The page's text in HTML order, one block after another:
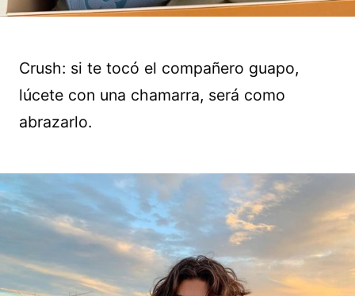
Crush: si te tocó el compañero guapo,
lúcete con una chamarra, será como
abrazarlo.